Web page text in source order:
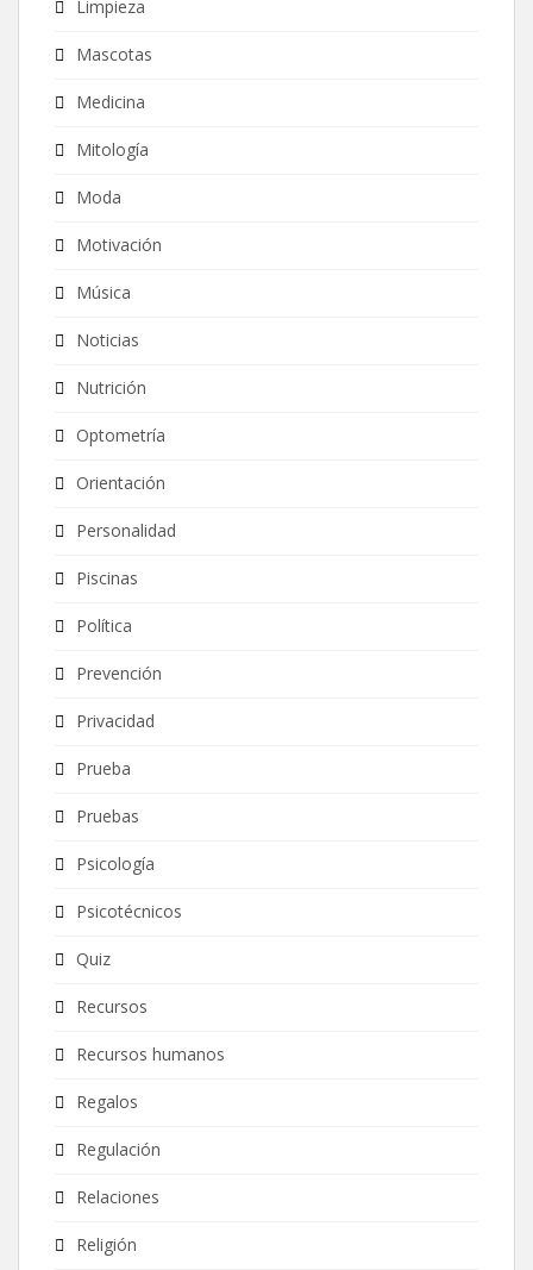
Limpieza
Mascotas
Medicina
Mitología
Moda
Motivación
Música
Noticias
Nutrición
Optometría
Orientación
Personalidad
Piscinas
Política
Prevención
Privacidad
Prueba
Pruebas
Psicología
Psicotécnicos
Quiz
Recursos
Recursos humanos
Regalos
Regulación
Relaciones
Religión